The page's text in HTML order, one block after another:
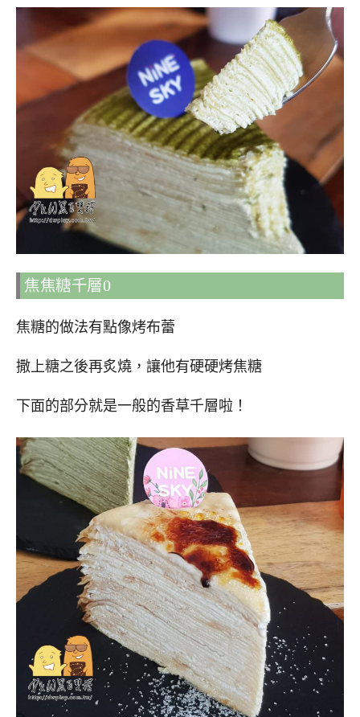
焦焦糖千層0
焦糖的做法有點像烤布蕾
撒上糖之後再炙燒，讓他有硬硬烤焦糖
下面的部分就是一般的香草千層啦！